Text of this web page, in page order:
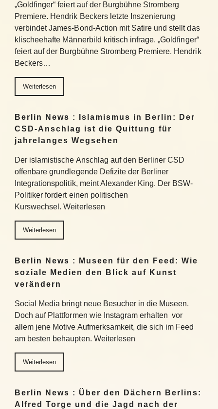
„Goldfinger“ feiert auf der Burgbühne Stromberg
Premiere. Hendrik Beckers letzte Inszenierung
verbindet James-Bond-Action mit Satire und stellt das
klischeehafte Männerbild kritisch infrage. „Goldfinger“
feiert auf der Burgbühne Stromberg Premiere. Hendrik
Beckers…
Weiterlesen
Berlin News : Islamismus in Berlin: Der
CSD-Anschlag ist die Quittung für
jahrelanges Wegsehen
Der islamistische Anschlag auf den Berliner CSD
offenbare grundlegende Defizite der Berliner
Integrationspolitik, meint Alexander King. Der BSW-
Politiker fordert einen politischen
Kurswechsel. Weiterlesen
Weiterlesen
Berlin News : Museen für den Feed: Wie
soziale Medien den Blick auf Kunst
verändern
Social Media bringt neue Besucher in die Museen.
Doch auf Plattformen wie Instagram erhalten vor
allem jene Motive Aufmerksamkeit, die sich im Feed
am besten behaupten. Weiterlesen
Weiterlesen
Berlin News : Über den Dächern Berlins:
Alfred Torge und die Jagd nach der